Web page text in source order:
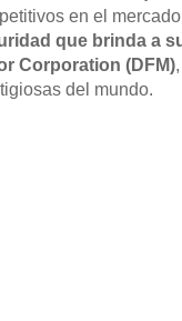
en el
que brinda a
Corporation (DFM)
del mundo.